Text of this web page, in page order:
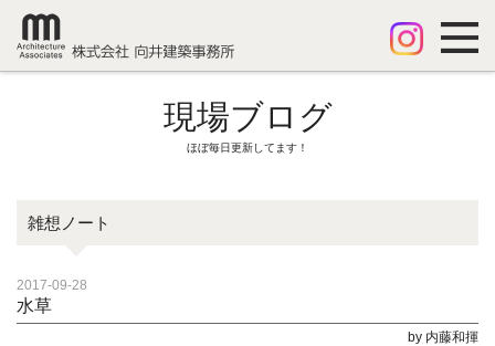
現場ブログ
ほぼ毎日更新してます！
雑想ノート
2017-09-28
水草
by 内藤和揮